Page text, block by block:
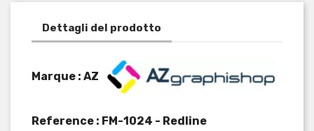
Dettagli del prodotto
Marque : AZ
Reference : FM-1024 - Redline